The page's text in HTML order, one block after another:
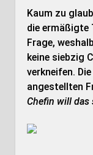
Kaum zu
die ermäßigte
Frage,
keine siebzig
verkneifen.
angestellten
Chefin will das